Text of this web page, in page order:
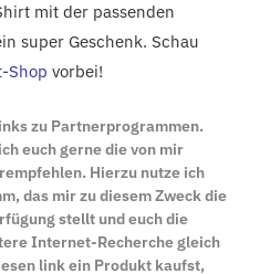
mit der passenden
super Geschenk. Schau
Shop vorbei!
zu Partnerprogrammen.
euch gerne die von mir
Hierzu nutze ich
das mir zu diesem Zweck die
stellt und euch die
Internet-Recherche gleich
link ein Produkt kaufst,